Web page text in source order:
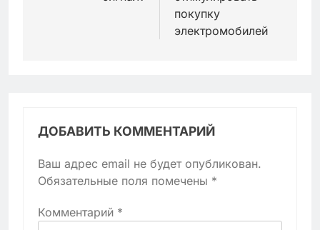
покупку
электромобилей
ДОБАВИТЬ КОММЕНТАРИЙ
Ваш адрес email не будет опубликован.
Обязательные поля помечены *
Комментарий *